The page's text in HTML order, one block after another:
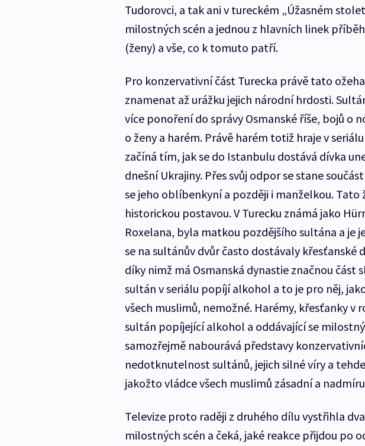
Tudorovci, a tak ani v tureckém „Úžasném
milostných scén a jednou z hlavních linek
(ženy) a vše, co k tomuto patří.
Pro konzervativní část Turecka právě tato
znamenat až urážku jejich národní hrdosti.
více ponoření do správy Osmanské říše, bojů o
o ženy a harém. Právě harém totiž hraje v
začíná tím, jak se do Istanbulu dostává dívka
dnešní Ukrajiny. Přes svůj odpor se stane
se jeho oblíbenkyní a později i manželkou. Tato
historickou postavou. V Turecku známá jako
Roxelana, byla matkou pozdějšího sultána a je
se na sultánův dvůr často dostávaly křesťanské
díky nimž má Osmanská dynastie značnou část
sultán v seriálu popíjí alkohol a to je pro něj,
všech muslimů, nemožné. Harémy, křesťanky v
sultán popíjející alkohol a oddávající se
samozřejmě nabourává představy
nedotknutelnost sultánů, jejich silné víry a
jakožto vládce všech muslimů zásadní a
Televize proto raději z druhého dílu vystřihla
milostných scén a čeká, jaké reakce přijdou po